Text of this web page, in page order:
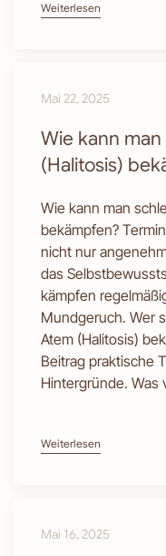
Weiterlesen
Mai 22, 2025
Wie kann
(Halitosis)
Wie kann man
bekämpfen?
nicht nur
das
kämpfen
Mundgeruch. Wer
Atem (Halitosis)
Beitrag praktische
Hintergründe. Was
Weiterlesen
Mai 16, 2025